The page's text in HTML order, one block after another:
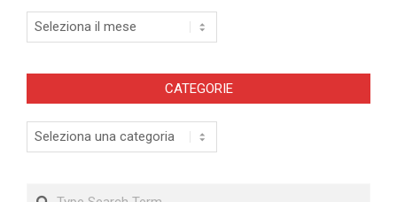
Archivi
CATEGORIE
Categorie
Search